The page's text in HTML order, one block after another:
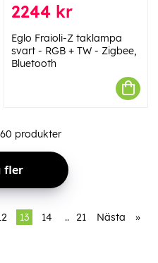
2244 kr
Eglo Fraioli-Z taklampa
svart - RGB + TW - Zigbee,
Bluetooth
produkter
fler
13 14 .. 21 Nästa »